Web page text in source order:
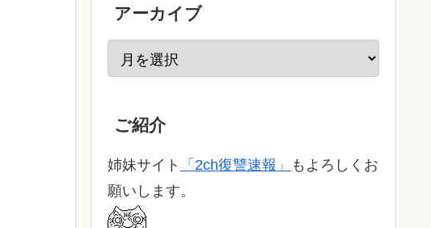
アーカイブ
ご紹介
姉妹サイト 「2ch復讐速報」
もよろしくお
願いします。